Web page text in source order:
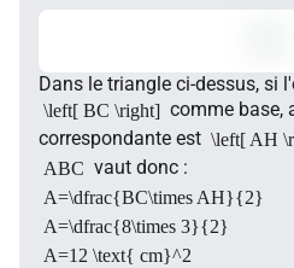
Dans le triangle ci-dessus, si
\left[ BC \right] comme base,
correspondante est \left[ AH
ABC vaut donc :
A=\dfrac{BC\times AH}{2}
A=\dfrac{8\times 3}{2}
A=12 \text{ cm}^2